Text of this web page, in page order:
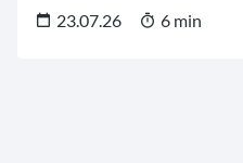
vergleichen zu können,
23.07.26 6 min